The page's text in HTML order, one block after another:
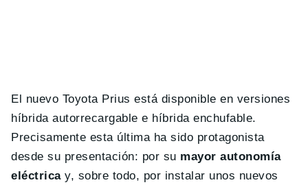
El nuevo Toyota Prius está disponible en versiones
híbrida autorrecargable e híbrida enchufable.
Precisamente esta última ha sido protagonista
desde su presentación: por su mayor autonomía
eléctricay, sobre todo, por instalar unos nuevos